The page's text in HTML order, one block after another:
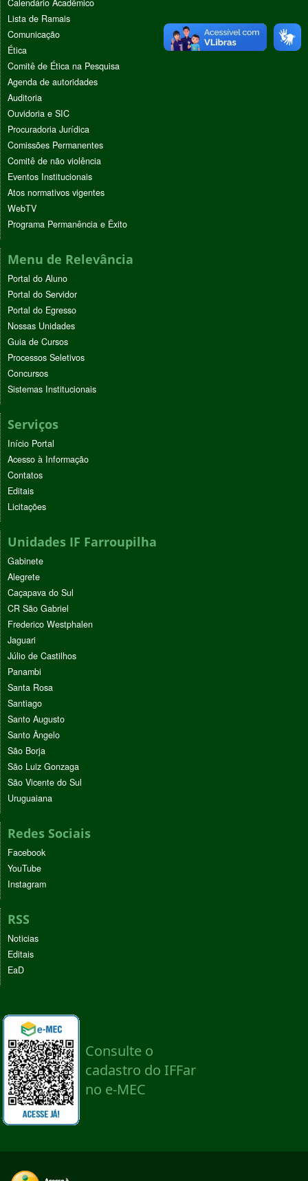
Calendário Acadêmico
Lista de Ramais
Comunicação
Ética
Comitê de Ética na Pesquisa
Agenda de autoridades
Auditoria
Ouvidoria e SIC
Procuradoria Jurídica
Comissões Permanentes
Comitê de não violência
Eventos Institucionais
Atos normativos vigentes
WebTV
Programa Permanência e Êxito
Menu de Relevância
Portal do Aluno
Portal do Servidor
Portal do Egresso
Nossas Unidades
Guia de Cursos
Processos Seletivos
Concursos
Sistemas Institucionais
Serviços
Início Portal
Acesso à Informação
Contatos
Editais
Licitações
Unidades IF Farroupilha
Gabinete
Alegrete
Caçapava do Sul
CR São Gabriel
Frederico Westphalen
Jaguari
Júlio de Castilhos
Panambi
Santa Rosa
Santiago
Santo Augusto
Santo Ângelo
São Borja
São Luiz Gonzaga
São Vicente do Sul
Uruguaiana
Redes Sociais
Facebook
YouTube
Instagram
RSS
Noticias
Editais
EaD